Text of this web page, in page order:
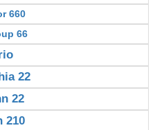
660
66
22
22
210